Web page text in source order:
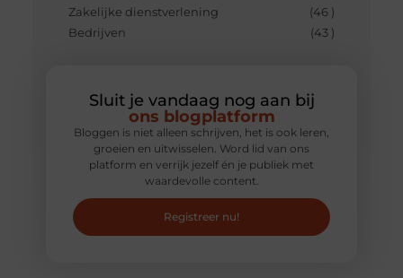
Zakelijke dienstverlening
(46 )
Bedrijven
(43 )
Sluit je vandaag nog aan bij
ons blogplatform
Bloggen is niet alleen schrijven, het is ook leren,
groeien en uitwisselen. Word lid van ons
platform en verrijk jezelf én je publiek met
waardevolle content.
Registreer nu!